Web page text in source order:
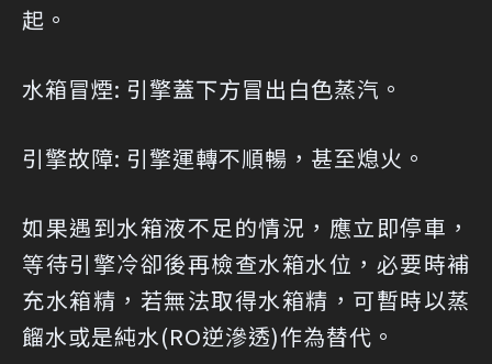
起。
水箱冒煙: 引擎蓋下方冒出白色蒸汽。
引擎故障: 引擎運轉不順暢，甚至熄火。
如果遇到水箱液不足的情況，應立即停車，
等待引擎冷卻後再檢查水箱水位，必要時補
充水箱精，若無法取得水箱精，可暫時以蒸
餾水或是純水(RO逆滲透)作為替代。